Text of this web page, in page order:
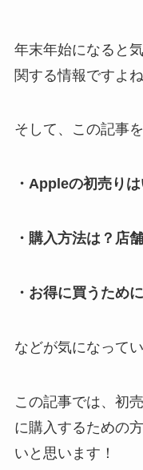
年末年始になると
関する情報ですよね
そして、この記事
・Appleの初売り
・購入方法は？店
・お得に買うため
などが気になって
この記事では、初
に購入するための
いと思います！